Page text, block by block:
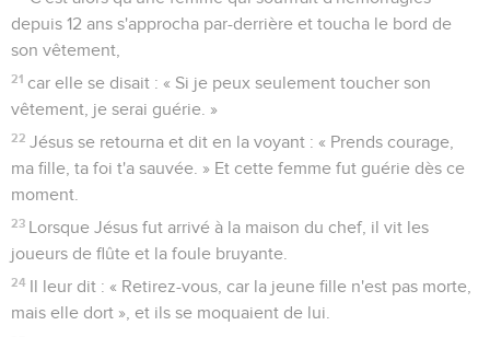
depuis 12 ans s'approcha par-derrière et toucha le bord de
son vêtement,
21 car elle se disait : « Si je peux seulement toucher son
vêtement, je serai guérie. »
22 Jésus se retourna et dit en la voyant : « Prends courage,
ma fille, ta foi t'a sauvée. » Et cette femme fut guérie dès ce
moment.
23 Lorsque Jésus fut arrivé à la maison du chef, il vit les
joueurs de flûte et la foule bruyante.
24 Il leur dit : « Retirez-vous, car la jeune fille n'est pas morte,
mais elle dort », et ils se moquaient de lui.